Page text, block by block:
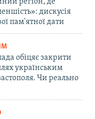
дискусія
пам'ятної дати
обіцяє закрити
українським
Чи реально